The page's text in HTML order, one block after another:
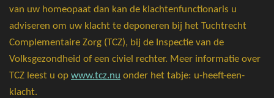
van uw homeopaat dan kan de klachtenfunctionaris u
adviseren om uw klacht te deponeren bij het Tuchtrecht
Complementaire Zorg (TCZ), bij de Inspectie van de
Volksgezondheid of een civiel rechter. Meer informatie over
TCZ leest u op www.tcz.nu onder het tabje: u-heeft-een-
klacht.